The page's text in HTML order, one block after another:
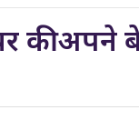
अपने